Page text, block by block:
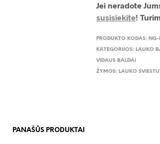
Jei neradote
susisiekite!
PRODUKTO KODAS: NG-
KATEGORIJOS: LAUKO
VIDAUS BALDAI
ŽYMOS: LAUKO
PANAŠŪS PRODUKTAI